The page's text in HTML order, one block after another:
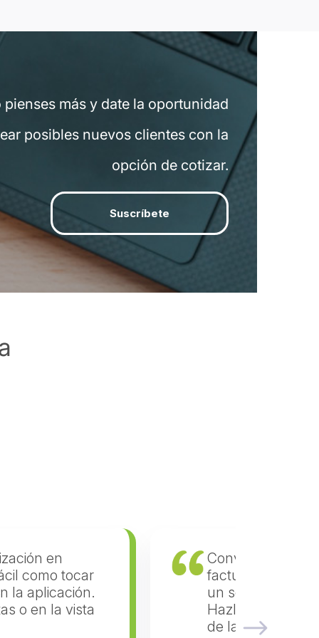
pienses más y date la oportunidad
posibles nuevos clientes con la
opción de cotizar.
Suscríbete
en
como tocar
la aplicación.
o en la vista
Convertir tu
factura es tan
un solo botón
Hazlo en las
de la factura.